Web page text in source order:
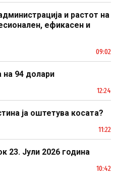
и растот на
ефикасен и
09:02
на 94 долари
12:24
ја оштетува косата?
11:22
23. Јули 2026 година
10:42